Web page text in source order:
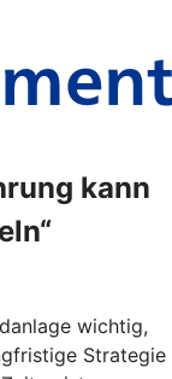
kann
wichtig,
Strategie